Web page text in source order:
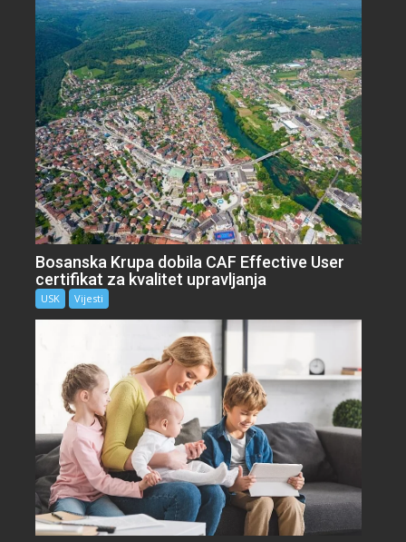
Bosanska Krupa dobila CAF Effective User
certifikat za kvalitet upravljanja
USK Vijesti